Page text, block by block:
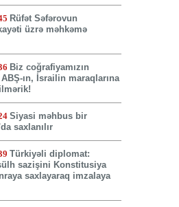
Rüfət Səfərovun
üzrə məhkəmə
Biz coğrafiyamızın
ın, İsrailin maraqlarına
Siyasi məhbus bir
saxlanılır
Türkiyəli diplomat:
sazişini Konstitusiya
saxlayaraq imzalaya